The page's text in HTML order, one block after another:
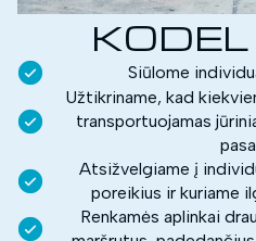
Siūlome
Užtikriname, kad
transportuojamas
Atsižvelgiame į
poreikius ir kuriame
Renkamės aplinkai